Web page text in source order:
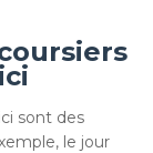
sont des
le jour